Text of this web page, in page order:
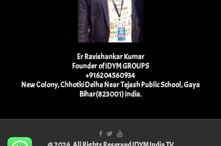
Er Ravishankar Kumar
Founder of IDYM GROUPS
+916204560934
New Colony, Chhotki Delha Near Tejash Public School, Gaya
Bihar(823001) India.